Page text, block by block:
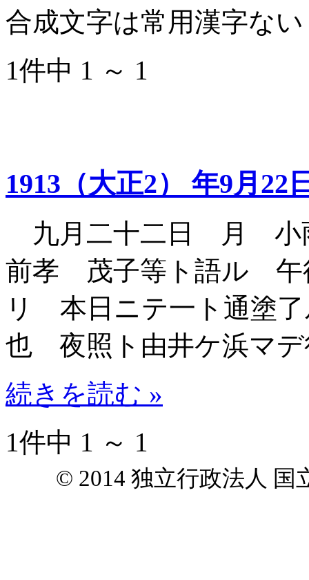
合成文字は常用漢字な
1件中 1 ～ 1
1913（大正2） 年9月22
九月二十二日 月
前孝 茂子等ト語ル 午
リ 本日ニテ一ト通塗
也 夜照ト由井ケ浜マデ
続きを読む »
1件中 1 ～ 1
© 2014 独立行政法人 国